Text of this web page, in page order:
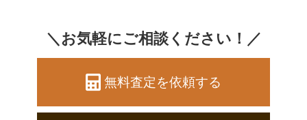
＼お気軽にご相談ください！／
無料査定を依頼する